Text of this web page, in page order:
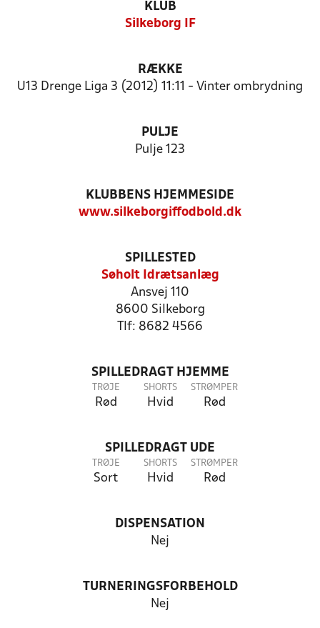
KLUB
Silkeborg IF
RÆKKE
U13 Drenge Liga 3 (2012) 11:11 - Vinter ombrydning
PULJE
Pulje 123
KLUBBENS HJEMMESIDE
www.silkeborgiffodbold.dk
SPILLESTED
Søholt Idrætsanlæg
Ansvej 110
8600 Silkeborg
Tlf: 8682 4566
SPILLEDRAGT HJEMME
TRØJE
Rød
SHORTS
Hvid
STRØMPER
Rød
SPILLEDRAGT UDE
TRØJE
Sort
SHORTS
Hvid
STRØMPER
Rød
DISPENSATION
Nej
TURNERINGSFORBEHOLD
Nej